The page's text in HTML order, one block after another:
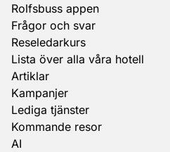
Rolfsbuss appen
Frågor och svar
Reseledarkurs
Lista över alla våra hotell
Artiklar
Kampanjer
Lediga tjänster
Kommande resor
AI